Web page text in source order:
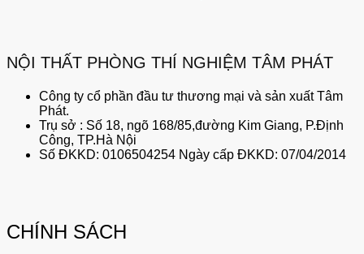
NỘI THẤT PHÒNG THÍ NGHIỆM TÂM PHÁT
Công ty cổ phần đầu tư thương mại và sản xuất Tâm
Phát.
Trụ sở : Số 18, ngõ 168/85,đường Kim Giang, P.Định
Công, TP.Hà Nội
Số ĐKKD: 0106504254 Ngày cấp ĐKKD: 07/04/2014
CHÍNH SÁCH